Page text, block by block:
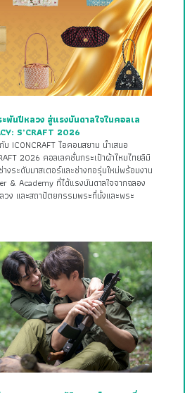
พันปีหลวง สู่แรงบันดาลใจในคอลเล
S’CRAFT 2026
บ ICONCRAFT ไอคอนสยาม นำเสนอ
2026 คอลเลคชั่นกระเป๋าผ้าไหมไทยลิมิ
งระดับมาสเตอร์และช่างทอรุ่นใหม่พร้อมงาน
& Academy ที่ได้แรงบันดาลใจจากฉลอง
ง และสถาปัตยกรรมพระที่นั่งและพระ